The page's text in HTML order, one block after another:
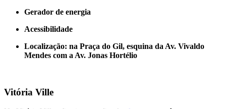
Gerador de energia
Acessibilidade
Localização: na Praça do Gil, esquina da Av. Vivaldo
Mendes com a Av. Jonas Hortélio
Vitória Ville